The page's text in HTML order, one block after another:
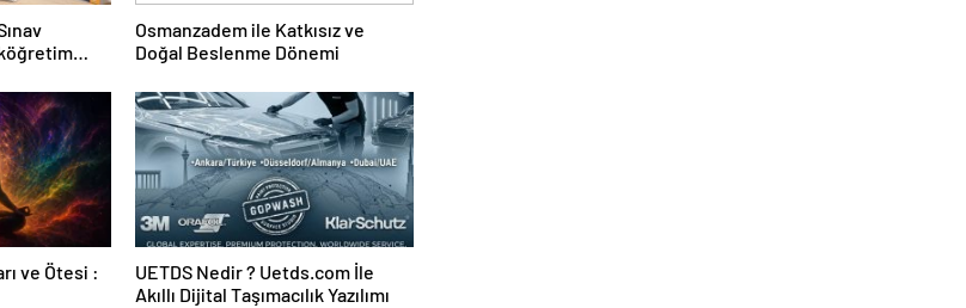
Osmanzadem ile Katkısız ve
Doğal Beslenme Dönemi
ve Ötesi :
UETDS Nedir ? Uetds.com İle
Akıllı Dijital Taşımacılık Yazılımı